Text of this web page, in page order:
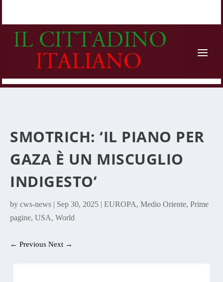
SMOTRICH: ‘IL PIANO PER
GAZA È UN MISCUGLIO
INDIGESTO’
bycws-news | Sep 30, 2025 |EUROPA,Medio Oriente,Prime
pagine,USA,World
←Previous Next →